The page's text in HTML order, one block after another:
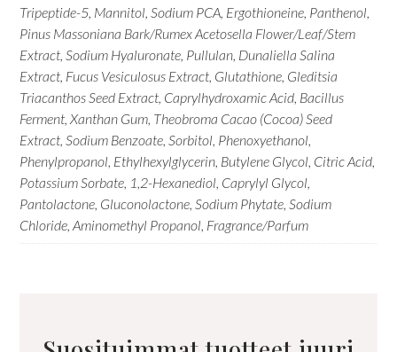
Tripeptide-5, Mannitol, Sodium PCA, Ergothioneine, Panthenol,
Pinus Massoniana Bark/Rumex Acetosella Flower/Leaf/Stem
Extract, Sodium Hyaluronate, Pullulan, Dunaliella Salina
Extract, Fucus Vesiculosus Extract, Glutathione, Gleditsia
Triacanthos Seed Extract, Caprylhydroxamic Acid, Bacillus
Ferment, Xanthan Gum, Theobroma Cacao (Cocoa) Seed
Extract, Sodium Benzoate, Sorbitol, Phenoxyethanol,
Phenylpropanol, Ethylhexylglycerin, Butylene Glycol, Citric Acid,
Potassium Sorbate, 1,2-Hexanediol, Caprylyl Glycol,
Pantolactone, Gluconolactone, Sodium Phytate, Sodium
Chloride, Aminomethyl Propanol, Fragrance/Parfum